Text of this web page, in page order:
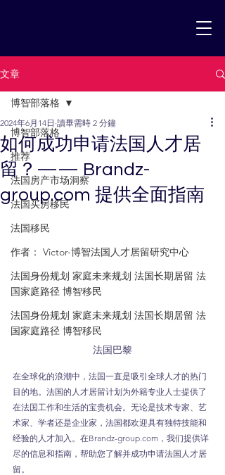
文章
博智部落格
推荐
法国房产市场洞察
法国买房移民
法国移民
作者： Victor-博智法国人才居留研究中心
法国身份规划 家庭未来规划 法国长期居留 法
国家庭路径 博智移民
法国身份规划 家庭未来规划 法国长期居留 法
国家庭路径 博智移民
博智部落格
如何成功申请法国人才居
留？—— Brandz-
group.com 提供全面指南
2024年6月14日 讀畢需時 2 分鐘
法国巴黎
在全球化的浪潮中，法国一直是吸引全球人才的热门
目的地。法国的人才居留计划为外籍专业人士提供了
在法国工作和生活的宝贵机会。无论是技术专家、艺
术家、学者还是企业家，法国都欢迎具有独特技能和
经验的人才加入。在Brandz-group.com，我们提供详
尽的信息和指南，帮助您了解并成功申请法国人才居
留。